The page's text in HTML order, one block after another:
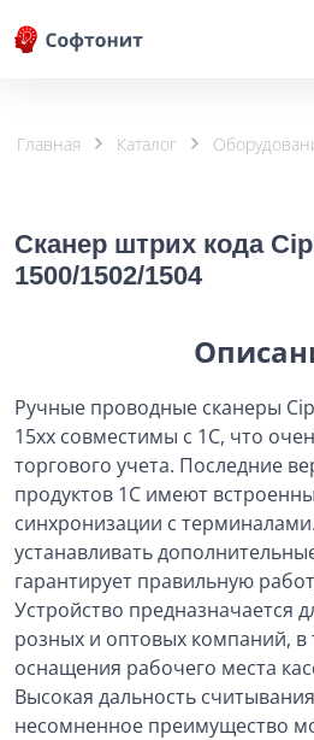
Главная Каталог
Сканер штрих кода
1500/1502/1504
Ручные проводные сканеры
15хх совместимы с 1С, что
торгового учета. Последние
продуктов 1С имеют
синхронизации с
устанавливать
гарантирует правильную
Устройство предназначается
розных и оптовых компаний, в
оснащения рабочего места
Высокая дальность
несомненное преимущество